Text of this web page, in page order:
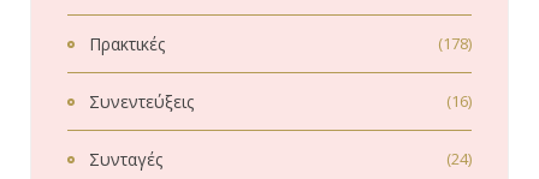
Πρακτικές (178)
Συνεντεύξεις (16)
Συνταγές (24)